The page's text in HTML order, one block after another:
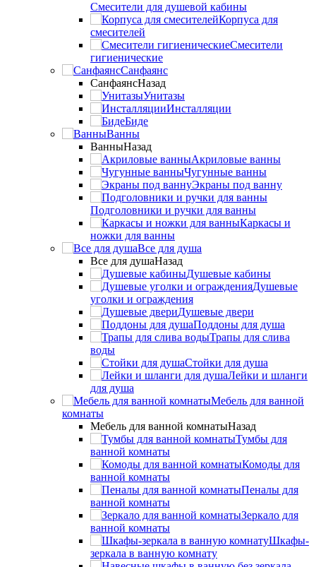
Смесители для душевой кабины
Корпуса для
смесителей
Смесители
гигиенические
Санфаянс
СанфаянсНазад
Унитазы
Инсталляции
Биде
Ванны
ВанныНазад
Акриловые ванны
Чугунные ванны
Экраны под ванну
Подголовники и ручки для ванны
Каркасы и
ножки для ванны
Все для душа
Все для душаНазад
Душевые кабины
Душевые
уголки и ограждения
Душевые двери
Поддоны для душа
Трапы для слива
воды
Стойки для душа
Лейки и шланги
для душа
Мебель для ванной
комнаты
Мебель для ванной комнатыНазад
Тумбы для
ванной комнаты
Комоды для
ванной комнаты
Пеналы для
ванной комнаты
Зеркало для
ванной комнаты
Шкафы-
зеркала в ванную комнату